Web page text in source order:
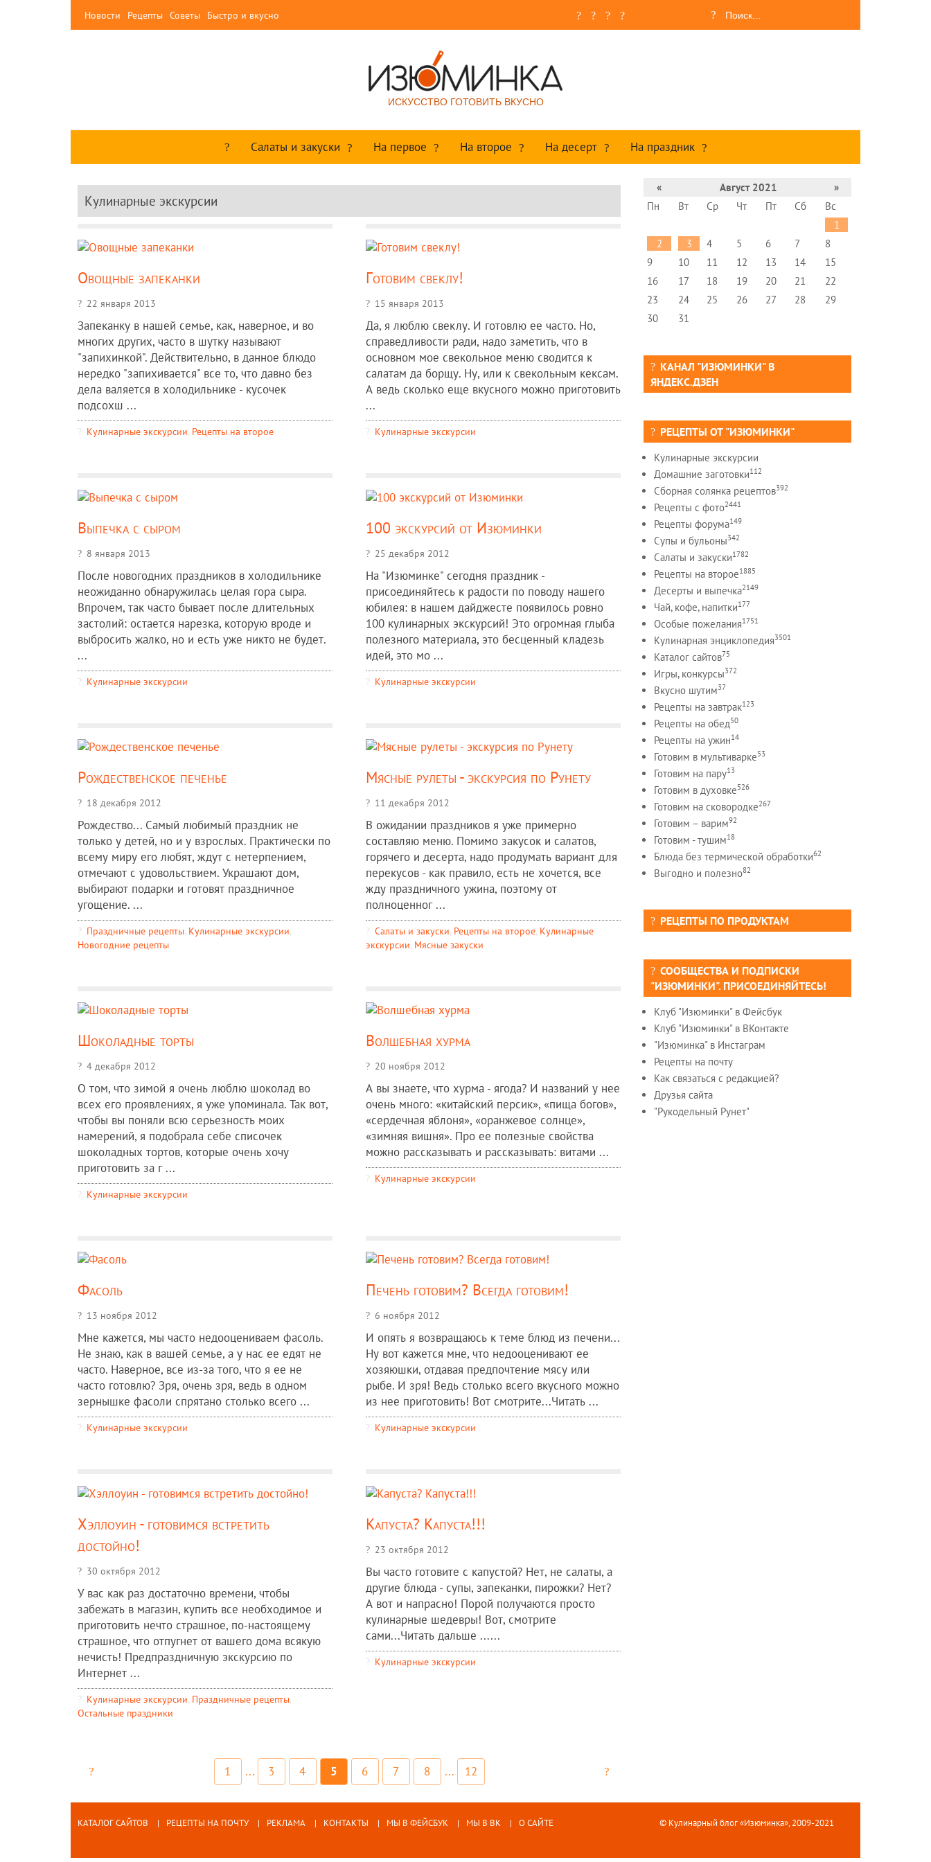
Новости Рецепты Советы Быстро и вкусно
ИСКУССТВО ГОТОВИТЬ ВКУСНО
Салаты и закуски На первое На второе На десерт На праздник
Кулинарные экскурсии
Овощные запеканки
22 января 2013
Запеканку в нашей семье, как, наверное, и во
многих других, часто в шутку называют
"запихинкой". Действительно, в данное блюдо
нередко "запихивается" все то, что давно без
дела валяется в холодильнике - кусочек
подсохш ...
Кулинарные экскурсии, Рецепты на второе
Готовим свеклу!
15 января 2013
Да, я люблю свеклу. И готовлю ее часто. Но,
справедливости ради, надо заметить, что в
основном мое свекольное меню сводится к
салатам да борщу. Ну, или к свекольным кексам.
А ведь сколько еще вкусного можно приготовить
...
Кулинарные экскурсии
Выпечка с сыром
8 января 2013
После новогодних праздников в холодильнике
неожиданно обнаружилась целая гора сыра.
Впрочем, так часто бывает после длительных
застолий: остается нарезка, которую вроде и
выбросить жалко, но и есть уже никто не будет.
...
Кулинарные экскурсии
100 экскурсий от Изюминки
25 декабря 2012
На "Изюминке" сегодня праздник -
присоединяйтесь к радости по поводу нашего
юбилея: в нашем дайджесте появилось ровно
100 кулинарных экскурсий! Это огромная глыба
полезного материала, это бесценный кладезь
идей, это мо ...
Кулинарные экскурсии
Рождественское печенье
18 декабря 2012
Рождество... Самый любимый праздник не
только у детей, но и у взрослых. Практически по
всему миру его любят, ждут с нетерпением,
отмечают с удовольствием. Украшают дом,
выбирают подарки и готовят праздничное
угощение. ...
Праздничные рецепты, Кулинарные экскурсии,
Новогодние рецепты
Мясные рулеты - экскурсия по Рунету
11 декабря 2012
В ожидании праздников я уже примерно
составляю меню. Помимо закусок и салатов,
горячего и десерта, надо продумать вариант для
перекусов - как правило, есть не хочется, все
жду праздничного ужина, поэтому от
полноценног ...
Салаты и закуски, Рецепты на второе, Кулинарные
экскурсии, Мясные закуски
Шоколадные торты
4 декабря 2012
О том, что зимой я очень люблю шоколад во
всех его проявлениях, я уже упоминала. Так вот,
чтобы вы поняли всю серьезность моих
намерений, я подобрала себе списочек
шоколадных тортов, которые очень хочу
приготовить за г ...
Кулинарные экскурсии
Волшебная хурма
20 ноября 2012
А вы знаете, что хурма - ягода? И названий у нее
очень много: «китайский персик», «пища богов»,
«сердечная яблоня», «оранжевое солнце»,
«зимняя вишня». Про ее полезные свойства
можно рассказывать и рассказывать: витами ...
Кулинарные экскурсии
Фасоль
13 ноября 2012
Мне кажется, мы часто недооцениваем фасоль.
Не знаю, как в вашей семье, а у нас ее едят не
часто. Наверное, все из-за того, что я ее не
часто готовлю? Зря, очень зря, ведь в одном
зернышке фасоли спрятано столько всего ...
Кулинарные экскурсии
Печень готовим? Всегда готовим!
6 ноября 2012
И опять я возвращаюсь к теме блюд из печени...
Ну вот кажется мне, что недооценивают ее
хозяюшки, отдавая предпочтение мясу или
рыбе. И зря! Ведь столько всего вкусного можно
из нее приготовить! Вот смотрите...Читать ...
Кулинарные экскурсии
Хэллоуин - готовимся встретить
достойно!
30 октября 2012
У вас как раз достаточно времени, чтобы
забежать в магазин, купить все необходимое и
приготовить нечто страшное, по-настоящему
страшное, что отпугнет от вашего дома всякую
нечисть! Предпраздничную экскурсию по
Интернет ...
Кулинарные экскурсии, Праздничные рецепты,
Остальные праздники
Капуста? Капуста!!!
23 октября 2012
Вы часто готовите с капустой? Нет, не салаты, а
другие блюда - супы, запеканки, пирожки? Нет?
А вот и напрасно! Порой получаются просто
кулинарные шедевры! Вот, смотрите
сами...Читать дальше ......
Кулинарные экскурсии
1 ... 3 4 5 6 7 8 ... 12
« Август 2021
»
Пн
Вт Ср Чт Пт Сб
Вс
1
2
3 4 5 6 7
8
9
10 11 12 13 14
15
16
17 18 19 20 21
22
23
24 25 26 27 28
29
30
31
КАНАЛ "ИЗЮМИНКИ" В
ЯНДЕКС.ДЗЕН
РЕЦЕПТЫ ОТ "ИЗЮМИНКИ"
Кулинарные экскурсии
Домашние заготовки112
Сборная солянка рецептов392
Рецепты c фото2441
Рецепты форума149
Супы и бульоны342
Салаты и закуски1782
Рецепты на второе1885
Десерты и выпечка2149
Чай, кофе, напитки177
Особые пожелания1751
Кулинарная энциклопедия3501
Каталог сайтов75
Игры, конкурсы372
Вкусно шутим37
Рецепты на завтрак123
Рецепты на обед50
Рецепты на ужин14
Готовим в мультиварке53
Готовим на пару13
Готовим в духовке526
Готовим на сковородке267
Готовим – варим92
Готовим - тушим18
Блюда без термической обработки62
Выгодно и полезно82
РЕЦЕПТЫ ПО ПРОДУКТАМ
СООБЩЕСТВА И ПОДПИСКИ
"ИЗЮМИНКИ". ПРИСОЕДИНЯЙТЕСЬ!
Клуб "Изюминки" в Фейсбук
Клуб "Изюминки" в ВКонтакте
"Изюминка" в Инстаграм
Рецепты на почту
Как связаться с редакцией?
Друзья сайта
"Рукодельный Рунет"
КАТАЛОГ САЙТОВ РЕЦЕПТЫ НА ПОЧТУ РЕКЛАМА КОНТАКТЫ МЫ В ФЕЙСБУК МЫ В ВК О САЙТЕ © Кулинарный блог «Изюминка», 2009-2021